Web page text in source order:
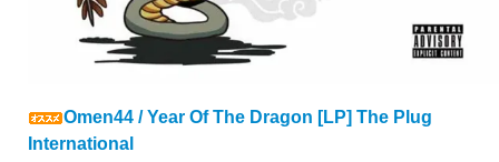
Omen44 / Year Of The Dragon [LP] The Plug
International